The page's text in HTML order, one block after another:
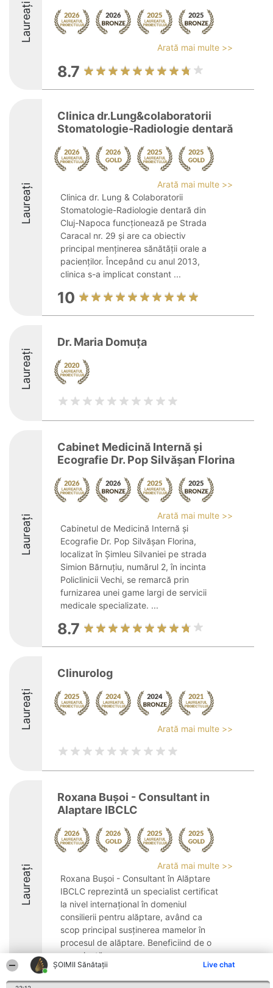
ŞOIMII Sănătații Live chat
Laureați
Arată mai multe >>
8.7
Laureați
Clinica dr.Lung&colaboratorii
Stomatologie-Radiologie dentară
Arată mai multe >>
Clinica dr. Lung & Colaboratorii
Stomatologie-Radiologie dentară din
Cluj-Napoca funcționează pe Strada
Caracal nr. 29 și are ca obiectiv
principal menținerea sănătății orale a
pacienților. Începând cu anul 2013,
clinica s-a implicat constant ...
10
Laureați
Dr. Maria Domuța
Laureați
Cabinet Medicină Internă și
Ecografie Dr. Pop Silvășan Florina
Arată mai multe >>
Cabinetul de Medicină Internă și
Ecografie Dr. Pop Silvășan Florina,
localizat în Șimleu Silvaniei pe strada
Simion Bărnuțiu, numărul 2, în incinta
Policlinicii Vechi, se remarcă prin
furnizarea unei game largi de servicii
medicale specializate. ...
8.7
Laureați
Clinurolog
Arată mai multe >>
Laureați
Roxana Bușoi - Consultant in
Alaptare IBCLC
Arată mai multe >>
Roxana Bușoi - Consultant în Alăptare
IBCLC reprezintă un specialist certificat
la nivel internațional în domeniul
consilierii pentru alăptare, având ca
scop principal susținerea mamelor în
procesul de alăptare. Beneficiind de o
experiență ...
10